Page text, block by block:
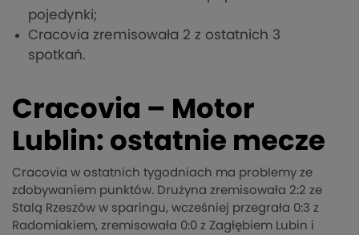
pojedynki;
Cracovia zremisowała 2 z ostatnich 3
spotkań.
Cracovia – Motor
Lublin: ostatnie mecze
Cracovia w ostatnich tygodniach ma problemy ze
zdobywaniem punktów. Drużyna zremisowała 2:2 ze
Stalą Rzeszów w sparingu, wcześniej przegrała 0:3 z
Radomiakiem, zremisowała 0:0 z Zagłębiem Lubin i